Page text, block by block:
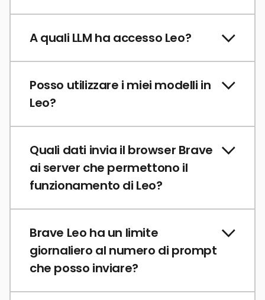
A quali LLM ha accesso Leo?
Posso utilizzare i miei modelli in
Leo?
Quali dati invia il browser Brave
ai server che permettono il
funzionamento di Leo?
Brave Leo ha un limite
giornaliero al numero di prompt
che posso inviare?